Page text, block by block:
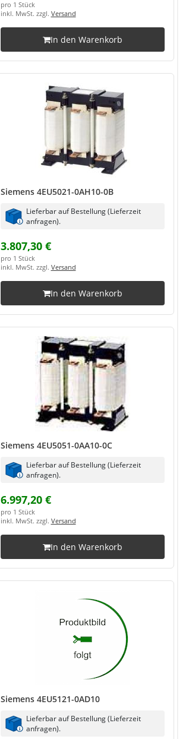
pro 1 Stück
inkl. MwSt. zzgl. Versand
In den Warenkorb
Siemens 4EU5021-0AH10-0B
Lieferbar auf Bestellung (Lieferzeit
anfragen).
3.807,30 €
pro 1 Stück
inkl. MwSt. zzgl. Versand
In den Warenkorb
Siemens 4EU5051-0AA10-0C
Lieferbar auf Bestellung (Lieferzeit
anfragen).
6.997,20 €
pro 1 Stück
inkl. MwSt. zzgl. Versand
In den Warenkorb
Siemens 4EU5121-0AD10
Lieferbar auf Bestellung (Lieferzeit
anfragen).